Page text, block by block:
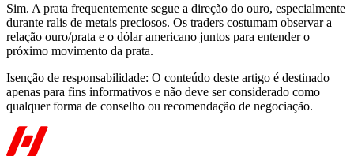
Sim. A prata frequentemente segue a direção do ouro, especialmente
durante ralis de metais preciosos. Os traders costumam observar a
relação ouro/prata e o dólar americano juntos para entender o
próximo movimento da prata.
Isenção de responsabilidade: O conteúdo deste artigo é destinado
apenas para fins informativos e não deve ser considerado como
qualquer forma de conselho ou recomendação de negociação.